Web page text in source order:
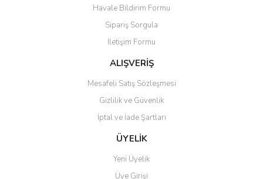
Ürün açıklamasında eksik bilgiler bulunuyor.
Ürün bilgilerinde hatalar bulunuyor.
Ürün fiyatı diğer sitelerden daha pahalı.
Bu ürüne benzer farklı alternatifler olmalı.
Gönder
Havale Bildirim Formu
Sipariş Sorgula
İletişim Formu
ALIŞVERİŞ
Mesafeli Satış Sözleşmesi
Gizlilik ve Güvenlik
İptal ve İade Şartları
ÜYELİK
Yeni Üyelik
Üye Girişi